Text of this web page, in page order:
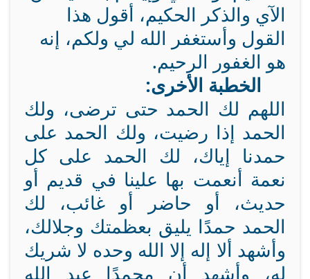
الآي والذكر الحكيم، أقول هذا
القول وأستغفر الله لي ولكم، إنه
هو الغفور الرحيم.
الخطبة الأخرى:
اللهم لك الحمد حتى ترضى، ولك
الحمد إذا رضيت، ولك الحمد على
حمدنا إياك، لك الحمد على كل
نعمة أنعمت بها علينا في قديم أو
حديث، أو حاضر أو غائب، لك
الحمد حمدًا يليق بعظمتك وجلالك،
وأشهد ألا إله إلا الله وحده لا شريك
له، وأشهد أن محمدًا عبد الله